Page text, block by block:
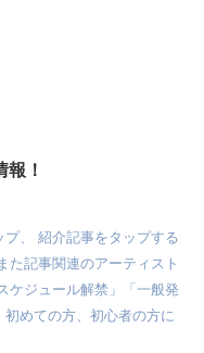
！
、 紹介記事をタップする
た記事関連のアーティスト
ケジュール解禁」「一般発
めての方、初心者の方に